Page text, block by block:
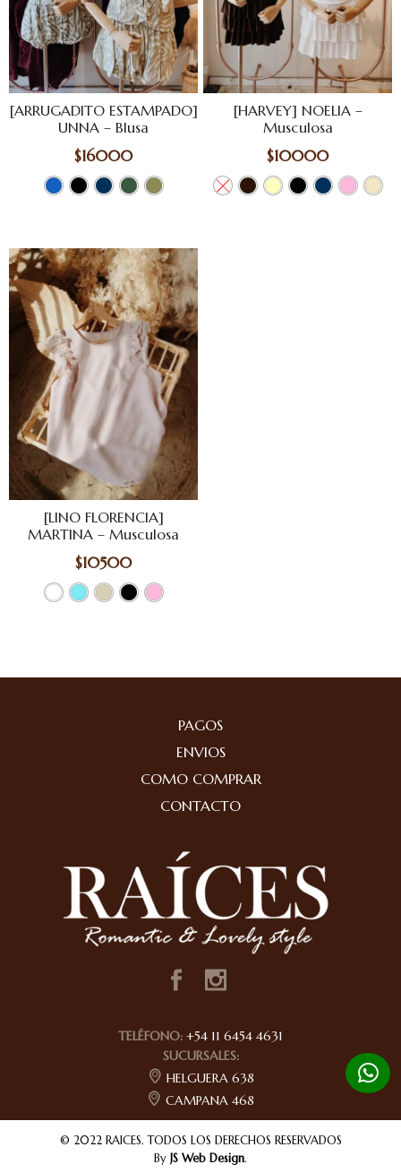
[ARRUGADITO ESTAMPADO]
UNNA – Blusa
$16000
[HARVEY] NOELIA –
Musculosa
$10000
[LINO FLORENCIA]
MARTINA – Musculosa
$10500
PAGOS
ENVIOS
COMO COMPRAR
CONTACTO
TELÉFONO: +54 11 6454 4631
SUCURSALES:
HELGUERA 638
CAMPANA 468
© 2022 RAICES. TODOS LOS DERECHOS RESERVADOS
By JS Web Design.